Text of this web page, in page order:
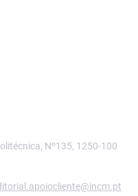
Nº135, 1250-100